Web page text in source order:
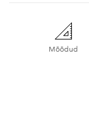
Mõõdud